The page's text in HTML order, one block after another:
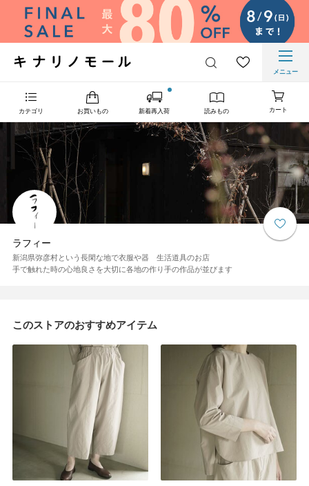
メニュー
カテゴリ お買いもの 新着再入荷 読みもの カート
ラフィー
新潟県弥彦村という長閑な地で衣服や器 生活道具のお店
手で触れた時の心地良さを大切に各地の作り手の作品が並びます
このストアのおすすめアイテム